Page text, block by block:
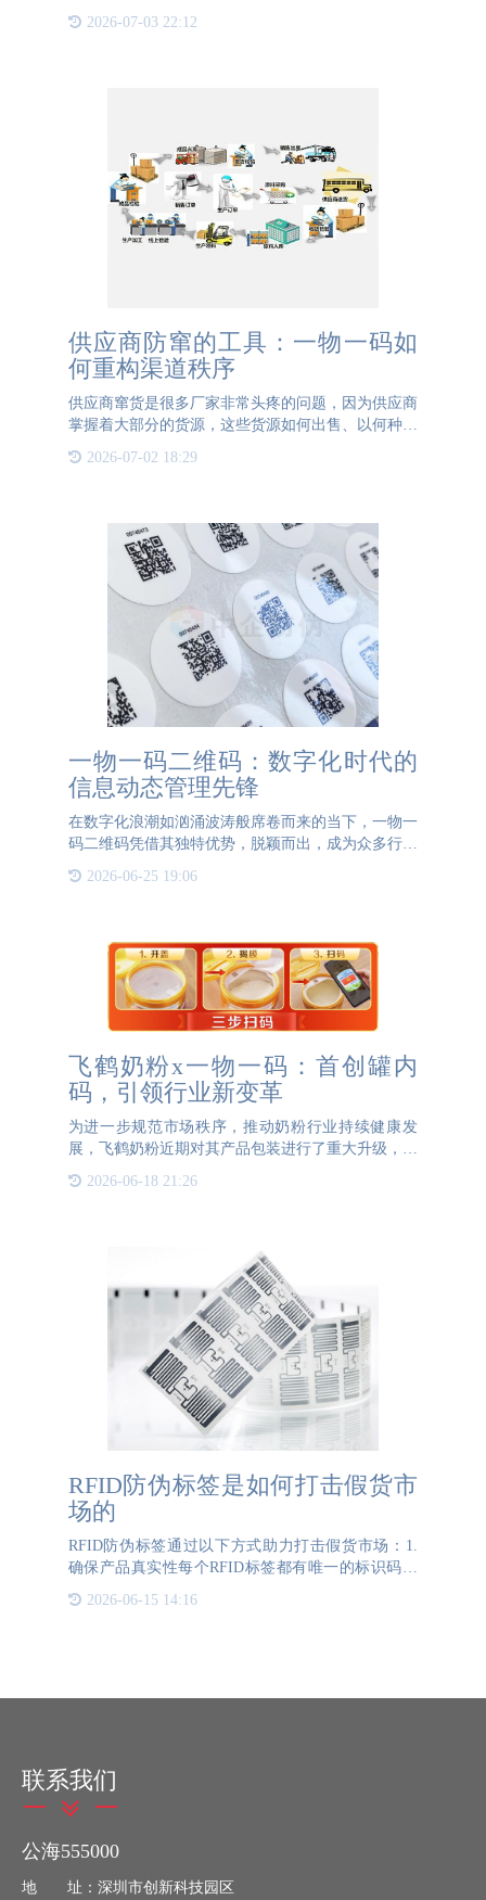
品牌声誉，防伪码作为一种有效的防伪手段，被广泛
应用于各类商品中。别看它小小的一个，其作用却不
2026-07-03 22:12
供应商防窜的工具：一物一码如
何重构渠道秩序
供应商窜货是很多厂家非常头疼的问题，因为供应商
掌握着大部分的货源，这些货源如何出售、以何种名
义、多少价格出售都影响着企业品牌的口碑，所以打
击供应商窜货问题也是要严格执行的。一物一码二维
2026-07-02 18:29
一物一码二维码：数字化时代的
信息动态管理先锋
在数字化浪潮如汹涌波涛般席卷而来的当下，一物一
码二维码凭借其独特优势，脱颖而出，成为众多行业
犹如一把神奇的钥匙，开启了信息动态展示的新大
2026-06-25 19:06
飞鹤奶粉x一物一码：首创罐内
码，引领行业新变革
为进一步规范市场秩序，推动奶粉行业持续健康发
展，飞鹤奶粉近期对其产品包装进行了重大升级，引
入了行业首创的专利罐内码技术，这一举措不仅有效
维护了渠道商与消费者的利益，更为整个奶粉市场的
2026-06-18 21:26
RFID防伪标签是如何打击假货市
场的
RFID防伪标签通过以下方式助力打击假货市场：1.
确保产品真实性每个RFID标签都有唯一的标识码，
和企业可以通过官方查询系统验证产品的真实性，从
2026-06-15 14:16
联系我们
公海555000
地 址：深圳市创新科技园区